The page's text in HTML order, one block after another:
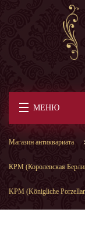
МЕНЮ
Магазин антиквариата
КРМ (Королевская
KPM (Königliche